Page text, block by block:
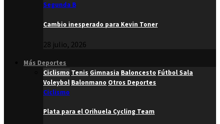
Segunda B
Cambio inesperado para Kevin Toner
28 julio, 2026
Más Deportes
Ciclismo Tenis Gimnasia Baloncesto Fútbol Sala
Voleybol Balonmano Otros Deportes
Ciclismo
Plata para el Orihuela Cycling Team